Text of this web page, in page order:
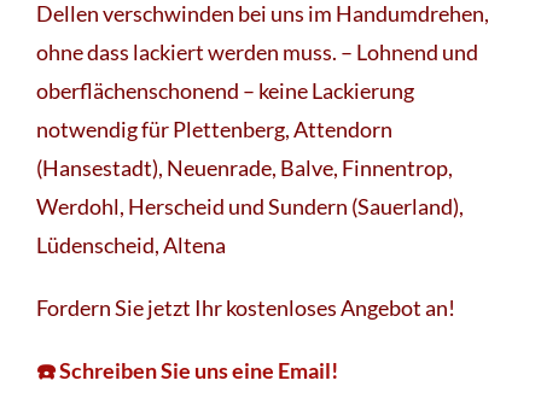
Dellen verschwinden bei uns im Handumdrehen,
ohne dass lackiert werden muss. – Lohnend und
oberflächenschonend – keine Lackierung
notwendig für Plettenberg, Attendorn
(Hansestadt), Neuenrade, Balve, Finnentrop,
Werdohl, Herscheid und Sundern (Sauerland),
Lüdenscheid, Altena
Fordern Sie jetzt Ihr kostenloses Angebot an!
☎️ Schreiben Sie uns eine Email!